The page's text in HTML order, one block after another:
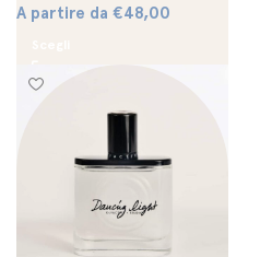
A partire da €48,00